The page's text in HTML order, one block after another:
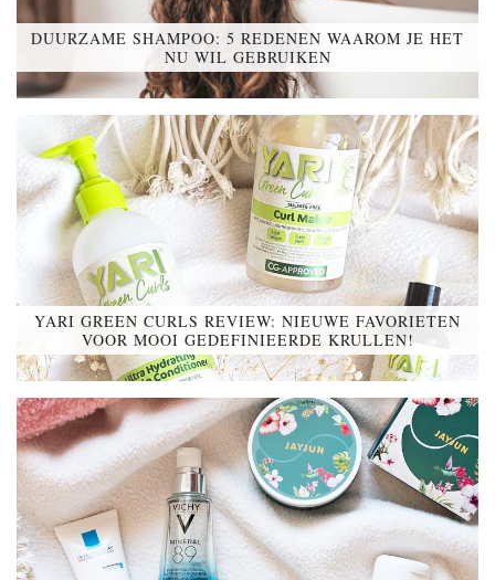
DUURZAME SHAMPOO: 5 REDENEN WAAROM JE HET
NU WIL GEBRUIKEN
YARI GREEN CURLS REVIEW: NIEUWE FAVORIETEN
VOOR MOOI GEDEFINIEERDE KRULLEN!